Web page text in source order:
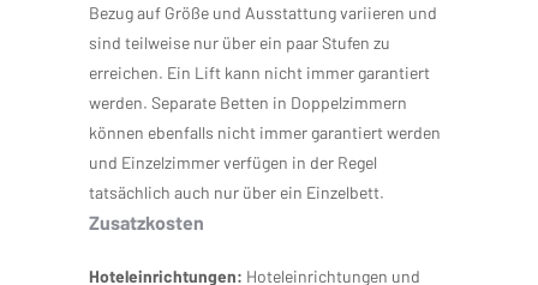
Bezug auf Größe und Ausstattung variieren und
sind teilweise nur über ein paar Stufen zu
erreichen. Ein Lift kann nicht immer garantiert
werden. Separate Betten in Doppelzimmern
können ebenfalls nicht immer garantiert werden
und Einzelzimmer verfügen in der Regel
tatsächlich auch nur über ein Einzelbett.
Zusatzkosten
Hoteleinrichtungen: Hoteleinrichtungen und